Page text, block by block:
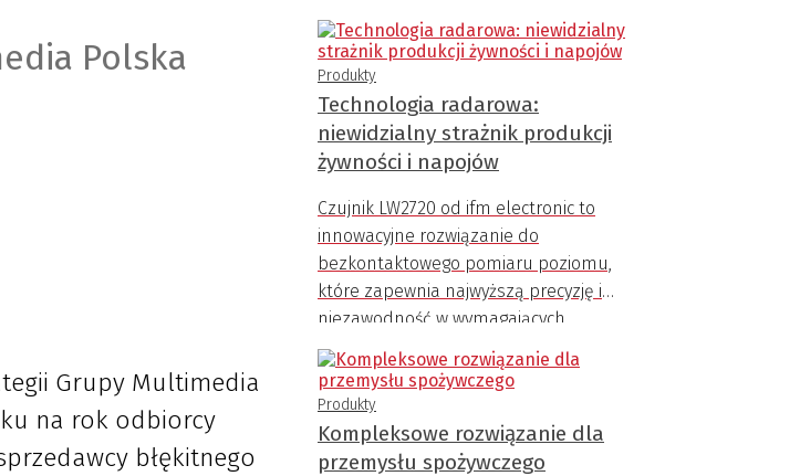
Polska
Grupy Multimedia
na rok odbiorcy
błękitnego
Produkty
Technologia radarowa:
niewidzialny strażnik produkcji
żywności i napojów
Czujnik LW2720 od ifm electronic to
innowacyjne rozwiązanie do
bezkontaktowego pomiaru poziomu,
które zapewnia najwyższą precyzję i
niezawodność w wymagających
warunkach przemysłowych.
Produkty
Kompleksowe rozwiązanie dla
przemysłu spożywczego